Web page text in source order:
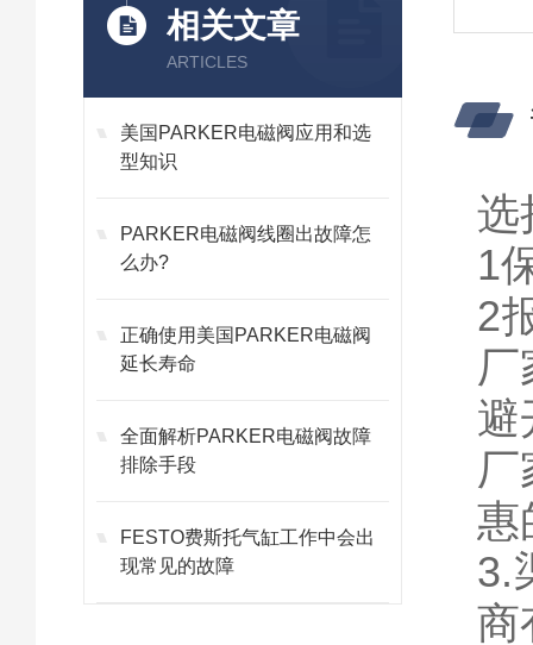
相关文章
ARTICLES
美国PARKER电磁阀应用和选
型知识
PARKER电磁阀线圈出故障怎
么办?
正确使用美国PARKER电磁阀
延长寿命
全面解析PARKER电磁阀故障
排除手段
FESTO费斯托气缸工作中会出
现常见的故障
选
1
2
厂
避
惠
3.
商